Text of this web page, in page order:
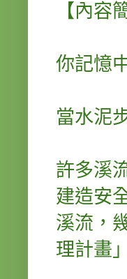
【內容
你記憶
當水泥
許多溪
建造安
溪流，
理計畫